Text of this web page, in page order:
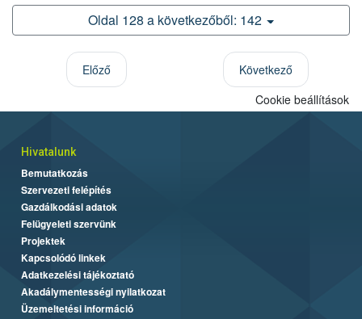
Oldal 128 a következőből: 142
Előző
Következő
Cookie beállítások
Hivatalunk
Bemutatkozás
Szervezeti felépítés
Gazdálkodási adatok
Felügyeleti szervünk
Projektek
Kapcsolódó linkek
Adatkezelési tájékoztató
Akadálymentességi nyilatkozat
Üzemeltetési információ